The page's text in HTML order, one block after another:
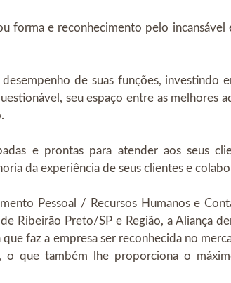
forma e reconhecimento pelo incansável
de suas funções, investindo
seu espaço entre as melhores
e prontas para atender aos seus
da experiência de seus clientes e
Pessoal / Recursos Humanos e
Ribeirão Preto/SP e Região, a Aliança
faz a empresa ser reconhecida no
o que também lhe proporciona o